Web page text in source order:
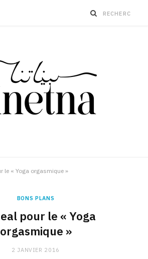
le « Yoga orgasmique »
BONS PLANS
pour le « Yoga
orgasmique »
2 JANVIER 2016